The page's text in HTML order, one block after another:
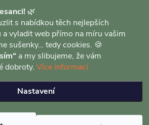
🌿
s nabídkou těch nejlepších
vyladit web přímo na míru vašim
sušenky… tedy cookies. 🍪
a my slibujeme, že vám
dobroty. Více informací
Nastavení
Vytvořil Shoptet
. Všechna práva vyhrazena.Upravit
nastavení cookies